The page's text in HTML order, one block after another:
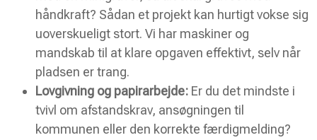
håndkraft? Sådan et projekt kan hurtigt vokse sig
uoverskueligt stort. Vi har maskiner og
mandskab til at klare opgaven effektivt, selv når
pladsen er trang.
Lovgivning og papirarbejde: Er du det mindste i
tvivl om afstandskrav, ansøgningen til
kommunen eller den korrekte færdigmelding?